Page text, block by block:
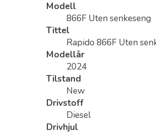
Modell
866F Uten senkeseng
Tittel
Rapido 866F Uten
Modellår
2024
Tilstand
New
Drivstoff
Diesel
Drivhjul